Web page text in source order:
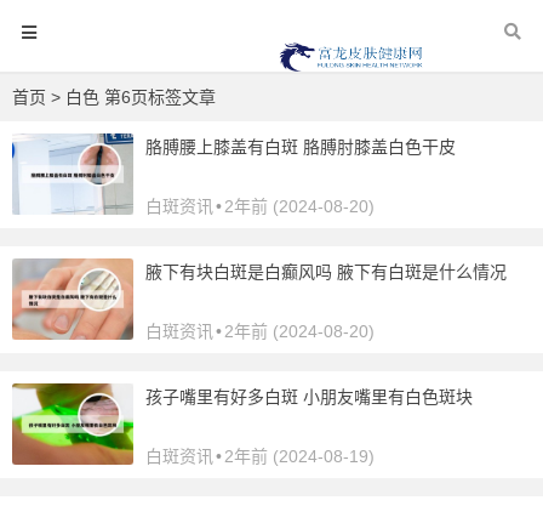
首页 > 白色 第6页标签文章
胳膊腰上膝盖有白斑 胳膊肘膝盖白色干皮
白斑资讯 •2年前 (2024-08-20)
腋下有块白斑是白癫风吗 腋下有白斑是什么情况
白斑资讯 •2年前 (2024-08-20)
孩子嘴里有好多白斑 小朋友嘴里有白色斑块
白斑资讯 •2年前 (2024-08-19)